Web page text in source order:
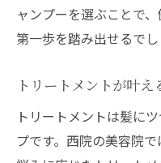
トリートメン
美容院のトリ
西院でのトリ
美髪への道を
シャンプーとトリ
ャンプーを選ぶことで
第一歩を踏み出せるでし
トリートメントが叶え
トリートメントは髪に
プです。西院の美容院